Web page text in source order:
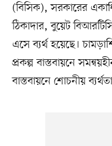
(বিসিক), সরকারের
ঠিকাদার, বুয়েট
এসে ব্যর্থ হয়েছে।
প্রকল্প বাস্তবায়নে
বাস্তবায়নে শোচনীয়